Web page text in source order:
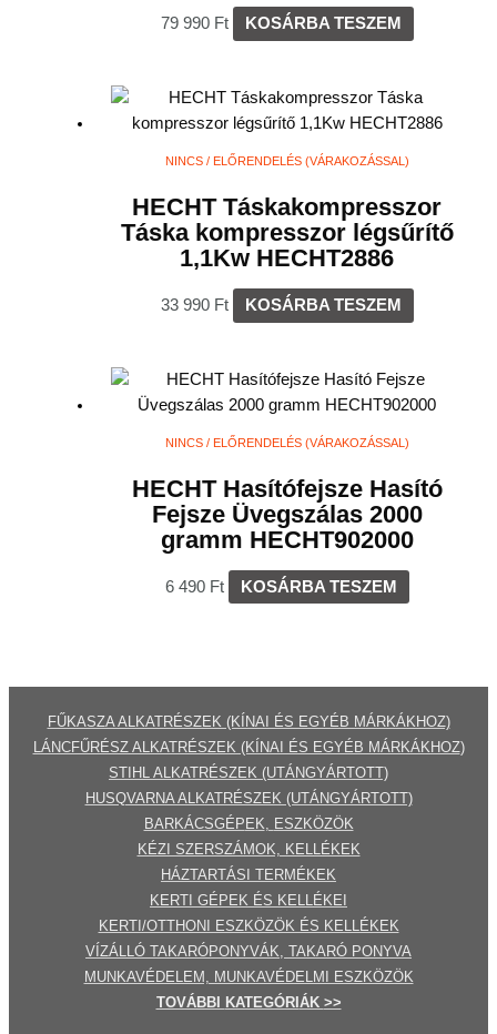
79 990 Ft KOSÁRBA TESZEM
NINCS / ELŐRENDELÉS (VÁRAKOZÁSSAL)
HECHT Táskakompresszor
Táska kompresszor légsűrítő
1,1Kw HECHT2886
33 990 Ft KOSÁRBA TESZEM
NINCS / ELŐRENDELÉS (VÁRAKOZÁSSAL)
HECHT Hasítófejsze Hasító
Fejsze Üvegszálas 2000
gramm HECHT902000
6 490 Ft KOSÁRBA TESZEM
FŰKASZA ALKATRÉSZEK (KÍNAI ÉS EGYÉB MÁRKÁKHOZ)
LÁNCFŰRÉSZ ALKATRÉSZEK (KÍNAI ÉS EGYÉB MÁRKÁKHOZ)
STIHL ALKATRÉSZEK (UTÁNGYÁRTOTT)
HUSQVARNA ALKATRÉSZEK (UTÁNGYÁRTOTT)
BARKÁCSGÉP EK
ESZKÖZÖK
KÉZI SZERSZÁMOK, KELLÉKEK
HÁZTARTÁSI TERMÉKEK
KERTI GÉPE K ÉS KELLÉKEI
KERTI/OTTHONI ESZKÖZÖK ÉS KELLÉKEK
VÍZÁLLÓ TAKARÓPONYVÁK, TAKARÓ PONYVA
MUNKAVÉDELEM, MUNKAVÉDELMI ESZKÖZÖK
TOVÁBBI
KATEGÓRI ÁK >>